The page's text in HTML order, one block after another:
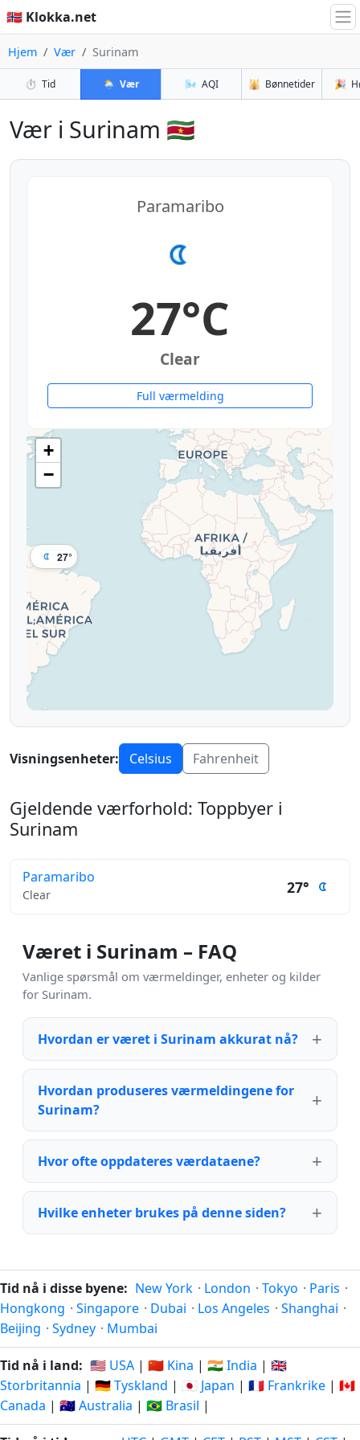
🇳🇴 Klokka.net
Hjem Vær Surinam
⏱️ Tid 🌦️ Vær 🌬️ AQI 🕌 Bønnetider 🎉
Vær i Surinam 🇸🇷
Paramaribo
27°C
Clear
Full værmelding
27°
+
−
Visningsenheter: Celsius Fahrenheit
Gjeldende værforhold: Toppbyer i
Surinam
Paramaribo
Clear 27°
Været i Surinam – FAQ
Vanlige spørsmål om værmeldinger, enheter og kilder
for Surinam.
Hvordan er været i Surinam akkurat nå?
Hvordan produseres værmeldingene for
Surinam?
Hvor ofte oppdateres værdataene?
Hvilke enheter brukes på denne siden?
Tid nå i disse byene: New York · London · Tokyo · Paris ·
Hongkong · Singapore · Dubai · Los Angeles · Shanghai ·
Beijing · Sydney · Mumbai
Tid nå i land: 🇺🇸 USA | 🇨🇳 Kina | 🇮🇳 India | 🇬🇧
Storbritannia | 🇩🇪 Tyskland | 🇯🇵 Japan | 🇫🇷 Frankrike | 🇨🇦
Canada | 🇦🇺 Australia | 🇧🇷 Brasil |